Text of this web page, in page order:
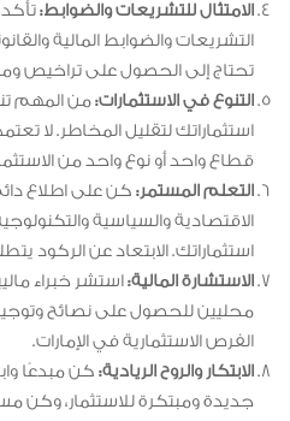
الامتثال للتشريعات والضوابط:
التشريعات والضوابط المالية
تحتاج إلى الحصول على تراخيص
التنوع في الاستثمارات:من المهم
استثماراتك لتقليل المخاطر. لا
قطاع واحد أو نوع واحد من
التعلم المستمر: كن على اطلاع
الاقتصادية والسياسية
استثماراتك. الابتعاد عن الركود
الاستشارة المالية: استشر خبراء
محليين للحصول على نصائح
الفرص الاستثمارية في الإمارات.
الابتكار والروح الريادية: كن مبدعًا
جديدة ومبتكرة للاستثمار، وكن